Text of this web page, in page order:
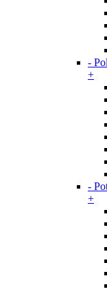
-
+
-
+